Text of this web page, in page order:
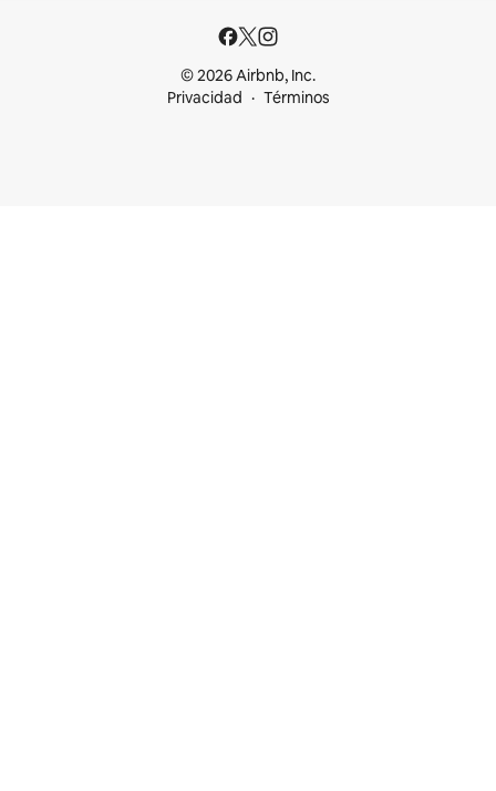
© 2026 Airbnb, Inc.
Privacidad
Términos